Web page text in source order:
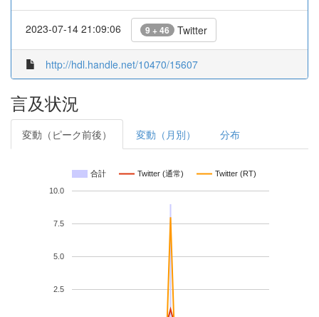
2023-07-14 21:09:06 9 + 46 Twitter
http://hdl.handle.net/10470/15607
言及状況
変動（ピーク前後） 変動（月別） 分布
合計 Twitter (通常) Twitter (RT)
2.5
5.0
7.5
10.0